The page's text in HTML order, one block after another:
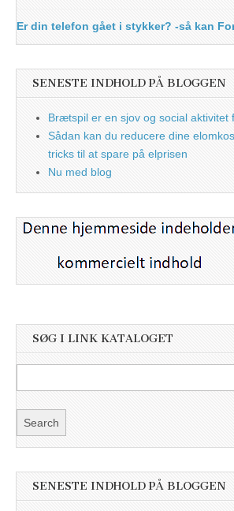
Er din telefon gået i stykker? -så kan
SENESTE INDHOLD PÅ BLOGGEN
Brætspil er en sjov og social aktivitet
Sådan kan du reducere dine
tricks til at spare på elprisen
Nu med blog
SØG I LINK KATALOGET
SENESTE INDHOLD PÅ BLOGGEN